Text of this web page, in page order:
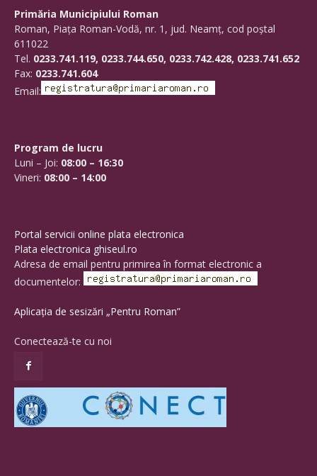
Primăria Municipiului Roman
Roman, Piaţa Roman-Vodă, nr. 1, jud. Neamţ, cod poştal
611022
Tel. 0233.741.119, 0233.744.650, 0233.742.428, 0233.741.652
Fax: 0233.741.604
Email:
Program de lucru
Luni – Joi: 08:00 – 16:30
Vineri: 08:00 – 14:00
Portal servicii online plata electronica
Plata electronica ghiseul.ro
Adresa de email pentru primirea în format electronic a
documentelor:
Aplicația de sesizări „Pentru Roman”
Conectează-te cu noi